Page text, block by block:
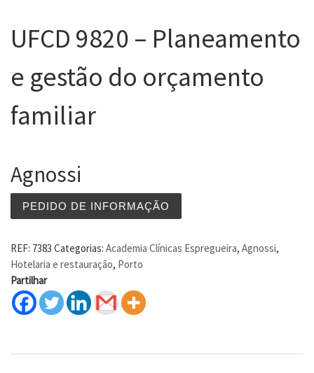
UFCD 9820 – Planeamento
e gestão do orçamento
familiar
Agnossi
PEDIDO DE INFORMAÇÃO
REF: 7383 Categorias: Academia Clínicas Espregueira, Agnossi,
Hotelaria e restauração, Porto
Partilhar